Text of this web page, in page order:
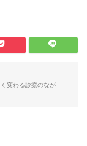
変わる診療のなが